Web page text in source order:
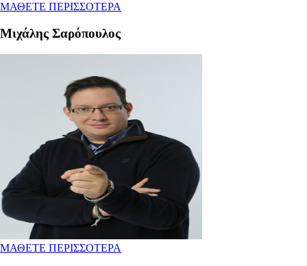
ΜΑΘΕΤΕ ΠΕΡΙΣΣΟΤΕΡΑ
Μιχάλης Σαρόπουλος
ΜΑΘΕΤΕ ΠΕΡΙΣΣΟΤΕΡΑ